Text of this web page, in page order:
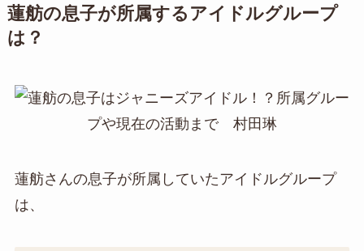
蓮舫の息子が所属するアイドルグループ
は？
蓮舫さんの息子が所属していたアイドルグループ
は、